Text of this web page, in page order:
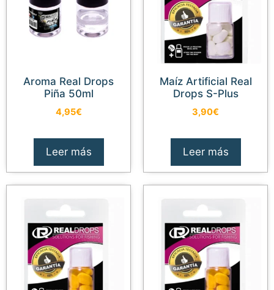
Aroma Real Drops
Piña 50ml
4,95€
Leer más
Maíz Artificial Real
Drops S-Plus
3,90€
Leer más